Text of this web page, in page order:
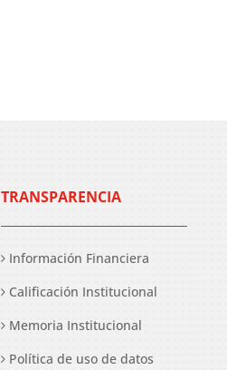
TRANSPARENCIA
Información Financiera
Calificación Institucional
Memoria Institucional
Política de uso de datos